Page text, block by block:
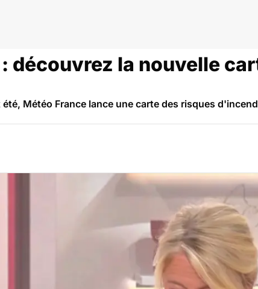
découvrez la nouvelle
Météo France lance une carte des risques